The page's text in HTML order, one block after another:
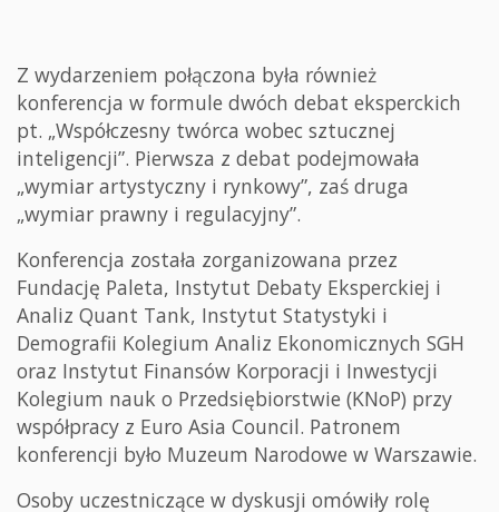
Z wydarzeniem połączona była również
konferencja w formule dwóch debat eksperckich
pt. „Współczesny twórca wobec sztucznej
inteligencji”. Pierwsza z debat podejmowała
„wymiar artystyczny i rynkowy”, zaś druga
„wymiar prawny i regulacyjny”.
Konferencja została zorganizowana przez
Fundację Paleta, Instytut Debaty Eksperckiej i
Analiz Quant Tank, Instytut Statystyki i
Demografii Kolegium Analiz Ekonomicznych SGH
oraz Instytut Finansów Korporacji i Inwestycji
Kolegium nauk o Przedsiębiorstwie (KNoP) przy
współpracy z Euro Asia Council. Patronem
konferencji było Muzeum Narodowe w Warszawie.
Osoby uczestniczące w dyskusji omówiły rolę